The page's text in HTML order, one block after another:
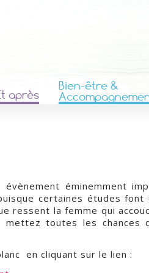
après
Bien-être &
évènement éminemment
certaines études
ressent la femme qui
mettez toutes les
en cliquant sur le lien :